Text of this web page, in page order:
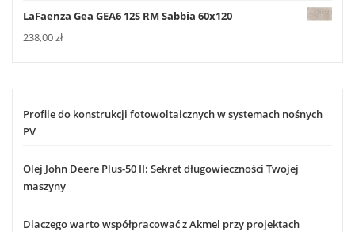
LaFaenza Gea GEA6 12S RM Sabbia 60x120
238,00zł
Profile do konstrukcji fotowoltaicznych w systemach nośnych
PV
Olej John Deere Plus-50 II: Sekret długowieczności Twojej
maszyny
Dlaczego warto współpracować z Akmel przy projektach